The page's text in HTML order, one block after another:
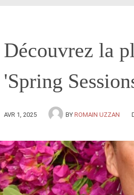
Découvrez la
'Spring
AVR 1, 2025 BY ROMAIN UZZAN